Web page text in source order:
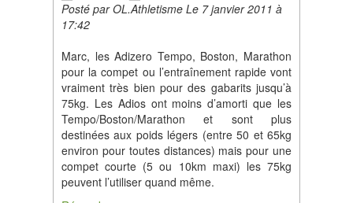
Posté par OL.Athletisme Le 7 janvier 2011 à
17:42
Marc, les Adizero Tempo, Boston, Marathon
pour la compet ou l’entraînement rapide vont
vraiment très bien pour des gabarits jusqu’à
75kg. Les Adios ont moins d’amorti que les
Tempo/Boston/Marathon et sont plus
destinées aux poids légers (entre 50 et 65kg
environ pour toutes distances) mais pour une
compet courte (5 ou 10km maxi) les 75kg
peuvent l’utiliser quand même.